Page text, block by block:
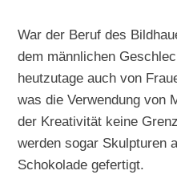
War der Beruf des
dem männlichen
heutzutage auch von
was die Verwendung von
der Kreativität keine
werden sogar Skulpturen
Schokolade gefertigt.